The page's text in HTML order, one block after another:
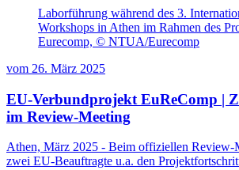
Laborführung während des 3.
Workshops in Athen im Rahmen des
Eurecomp, © NTUA/Eurecomp
vom 26. März 2025
EU-Verbundprojekt EuReComp |
im Review-Meeting
Athen, März 2025 - Beim offiziellen Review-
zwei EU-Beauftragte u.a. den